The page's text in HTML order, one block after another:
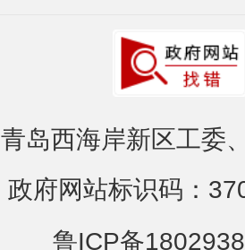
青岛西海岸新区工委
政府网站标识码：
鲁ICP备